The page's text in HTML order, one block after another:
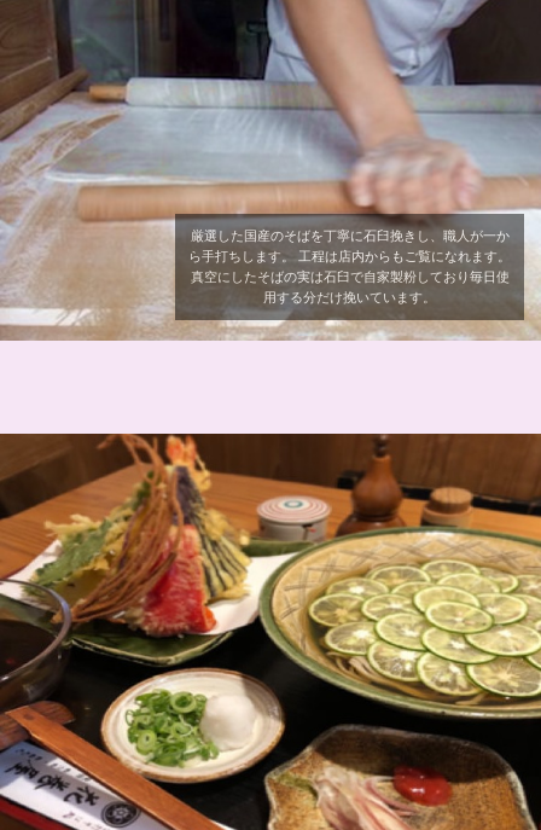
厳選した国産のそばを丁寧に石臼挽きし、職人が一か
ら手打ちします。 工程は店内からもご覧になれます。
真空にしたそばの実は石臼で自家製粉しており毎日使
用する分だけ挽いています。